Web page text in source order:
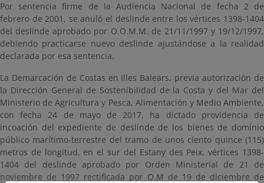
Por sentencia firme de la Audiencia Nacional de fecha 2 de
febrero de 2001, se anuló el deslinde entre los vértices 1398-1404
del deslinde aprobado por O.O.M.M. de 21/11/1997 y 19/12/1997,
debiendo practicarse nuevo deslinde ajustándose a la realidad
declarada por esa sentencia.
La Demarcación de Costas en Illes Balears, previa autorización de
la Dirección General de Sostenibilidad de la Costa y del Mar del
Ministerio de Agricultura y Pesca, Alimentación y Medio Ambiente,
con fecha 24 de mayo de 2017, ha dictado providencia de
incoación del expediente de deslinde de los bienes de dominio
público marítimo-terrestre del tramo de unos ciento quince (115)
metros de longitud, en el sur del Estany des Peix, vértices 1398-
1404 del deslinde aprobado por Orden Ministerial de 21 de
noviembre de 1997 rectificada por O.M de 19 de diciembre de